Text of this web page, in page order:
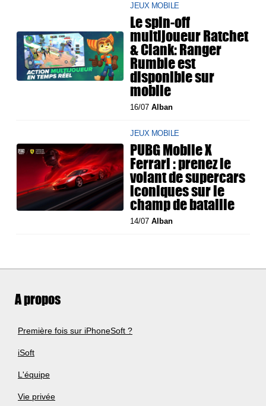
JEUX MOBILE
Le spin-off
multijoueur Ratchet
& Clank: Ranger
Rumble est
disponible sur
mobile
16/07Alban
JEUX MOBILE
PUBG Mobile X
Ferrari : prenez le
volant de supercars
iconiques sur le
champ de bataille
14/07Alban
A propos
Première fois sur iPhoneSoft ?
iSoft
L'équipe
Vie privée